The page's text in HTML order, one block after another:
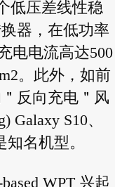
低压差线性稳
器，在低功率
电电流高达500
。此外，如前
反向充电＂风
Galaxy S10、
知名机型。
WPT 兴起